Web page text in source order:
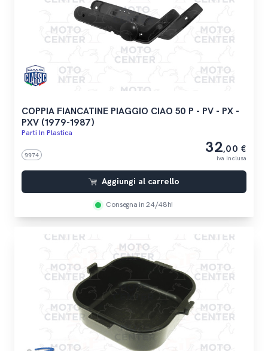
COPPIA FIANCATINE PIAGGIO CIAO 50 P - PV - PX -
PXV (1979-1987)
Parti In Plastica
9974 32,00 €
iva inclusa
Aggiungi al carrello
Consegna in 24/48h!